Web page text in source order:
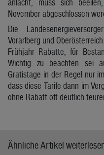
November abgeschlossen
Die
Vorarlberg und
Frühjahr Rabatte, für
Wichtig zu beachten sei
Gratistage in der Regel nur
dass diese Tarife dann im
ohne Rabatt oft deutlich
Ähnliche Artikel